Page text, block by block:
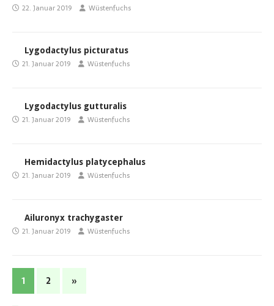
22. Januar 2019 Wüstenfuchs
Lygodactylus picturatus
21. Januar 2019 Wüstenfuchs
Lygodactylus gutturalis
21. Januar 2019 Wüstenfuchs
Hemidactylus platycephalus
21. Januar 2019 Wüstenfuchs
Ailuronyx trachygaster
21. Januar 2019 Wüstenfuchs
1 2 »